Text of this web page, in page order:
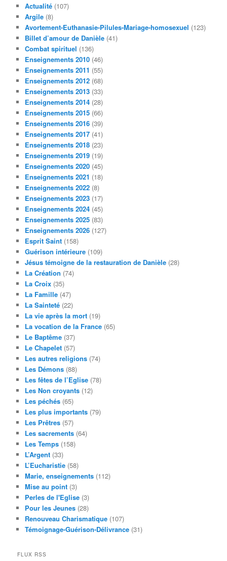
c
h
e
Actualité (107)
Argile (8)
Avortement-Euthanasie-Pilules-Mariage-homosexuel (123)
Billet d’amour de Danièle (41)
Combat spirituel (136)
Enseignements 2010 (46)
Enseignements 2011 (55)
Enseignements 2012 (68)
Enseignements 2013 (33)
Enseignements 2014 (28)
Enseignements 2015 (66)
Enseignements 2016 (39)
Enseignements 2017 (41)
Enseignements 2018 (23)
Enseignements 2019 (19)
Enseignements 2020 (45)
Enseignements 2021 (18)
Enseignements 2022 (8)
Enseignements 2023 (17)
Enseignements 2024 (45)
Enseignements 2025 (83)
Enseignements 2026 (127)
Esprit Saint (158)
Guérison intérieure (109)
Jésus témoigne de la restauration de Danièle (28)
La Création (74)
La Croix (35)
La Famille (47)
La Sainteté (22)
La vie après la mort (19)
La vocation de la France (65)
Le Baptême (37)
Le Chapelet (57)
Les autres religions (74)
Les Démons (88)
Les fêtes de l’Eglise (78)
Les Non croyants (12)
Les péchés (65)
Les plus importants (79)
Les Prêtres (57)
Les sacrements (64)
Les Temps (158)
L’Argent (33)
L’Eucharistie (58)
Marie, enseignements (112)
Mise au point (3)
Perles de l'Eglise (3)
Pour les Jeunes (28)
Renouveau Charismatique (107)
Témoignage-Guérison-Délivrance (31)
FLUX RSS